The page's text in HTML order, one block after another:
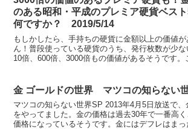
のある昭和・平成のプレミア硬貨ベス
何ですか？ 2019/5/14
もしかしたら、手持ちの硬貨に金額以上の価値
ん！普段使っている硬貨のうち、発行枚数が少な
10倍、600倍、3000倍もの価値があるそうです。
金 ゴールドの世界 マツコの知らない
マツコの知らない世界SP 2013年4月5日放送で
をやってました。金の価格は過去30年で一番高
価格になっているそうです。金にはデフレはま